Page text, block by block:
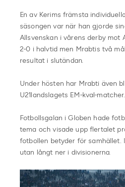
En av Kerims främsta
säsongen var när han gjorde
Allsvenskan i vårens derby mot
2-0 i halvtid men Mrabtis två
resultat i slutändan.
Under hösten har Mrabti även
U21landslagets EM-kval-matcher.
Fotbollsgalan i Globen hade
tema och visade upp flertalet
fotbollen betyder för samhället.
utan långt ner i divisionerna.